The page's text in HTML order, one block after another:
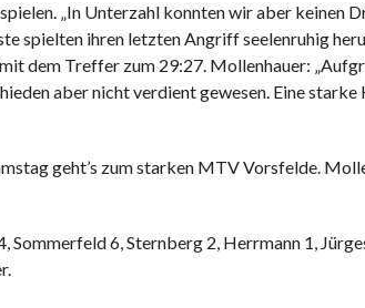
„In Unterzahl konnten wir aber keinen
spielten ihren letzten Angriff seelenruhig
dem Treffer zum 29:27. Mollenhauer:
aber nicht verdient gewesen. Eine
geht’s zum starken MTV Vorsfelde.
6, Sternberg 2, Herrmann 1,